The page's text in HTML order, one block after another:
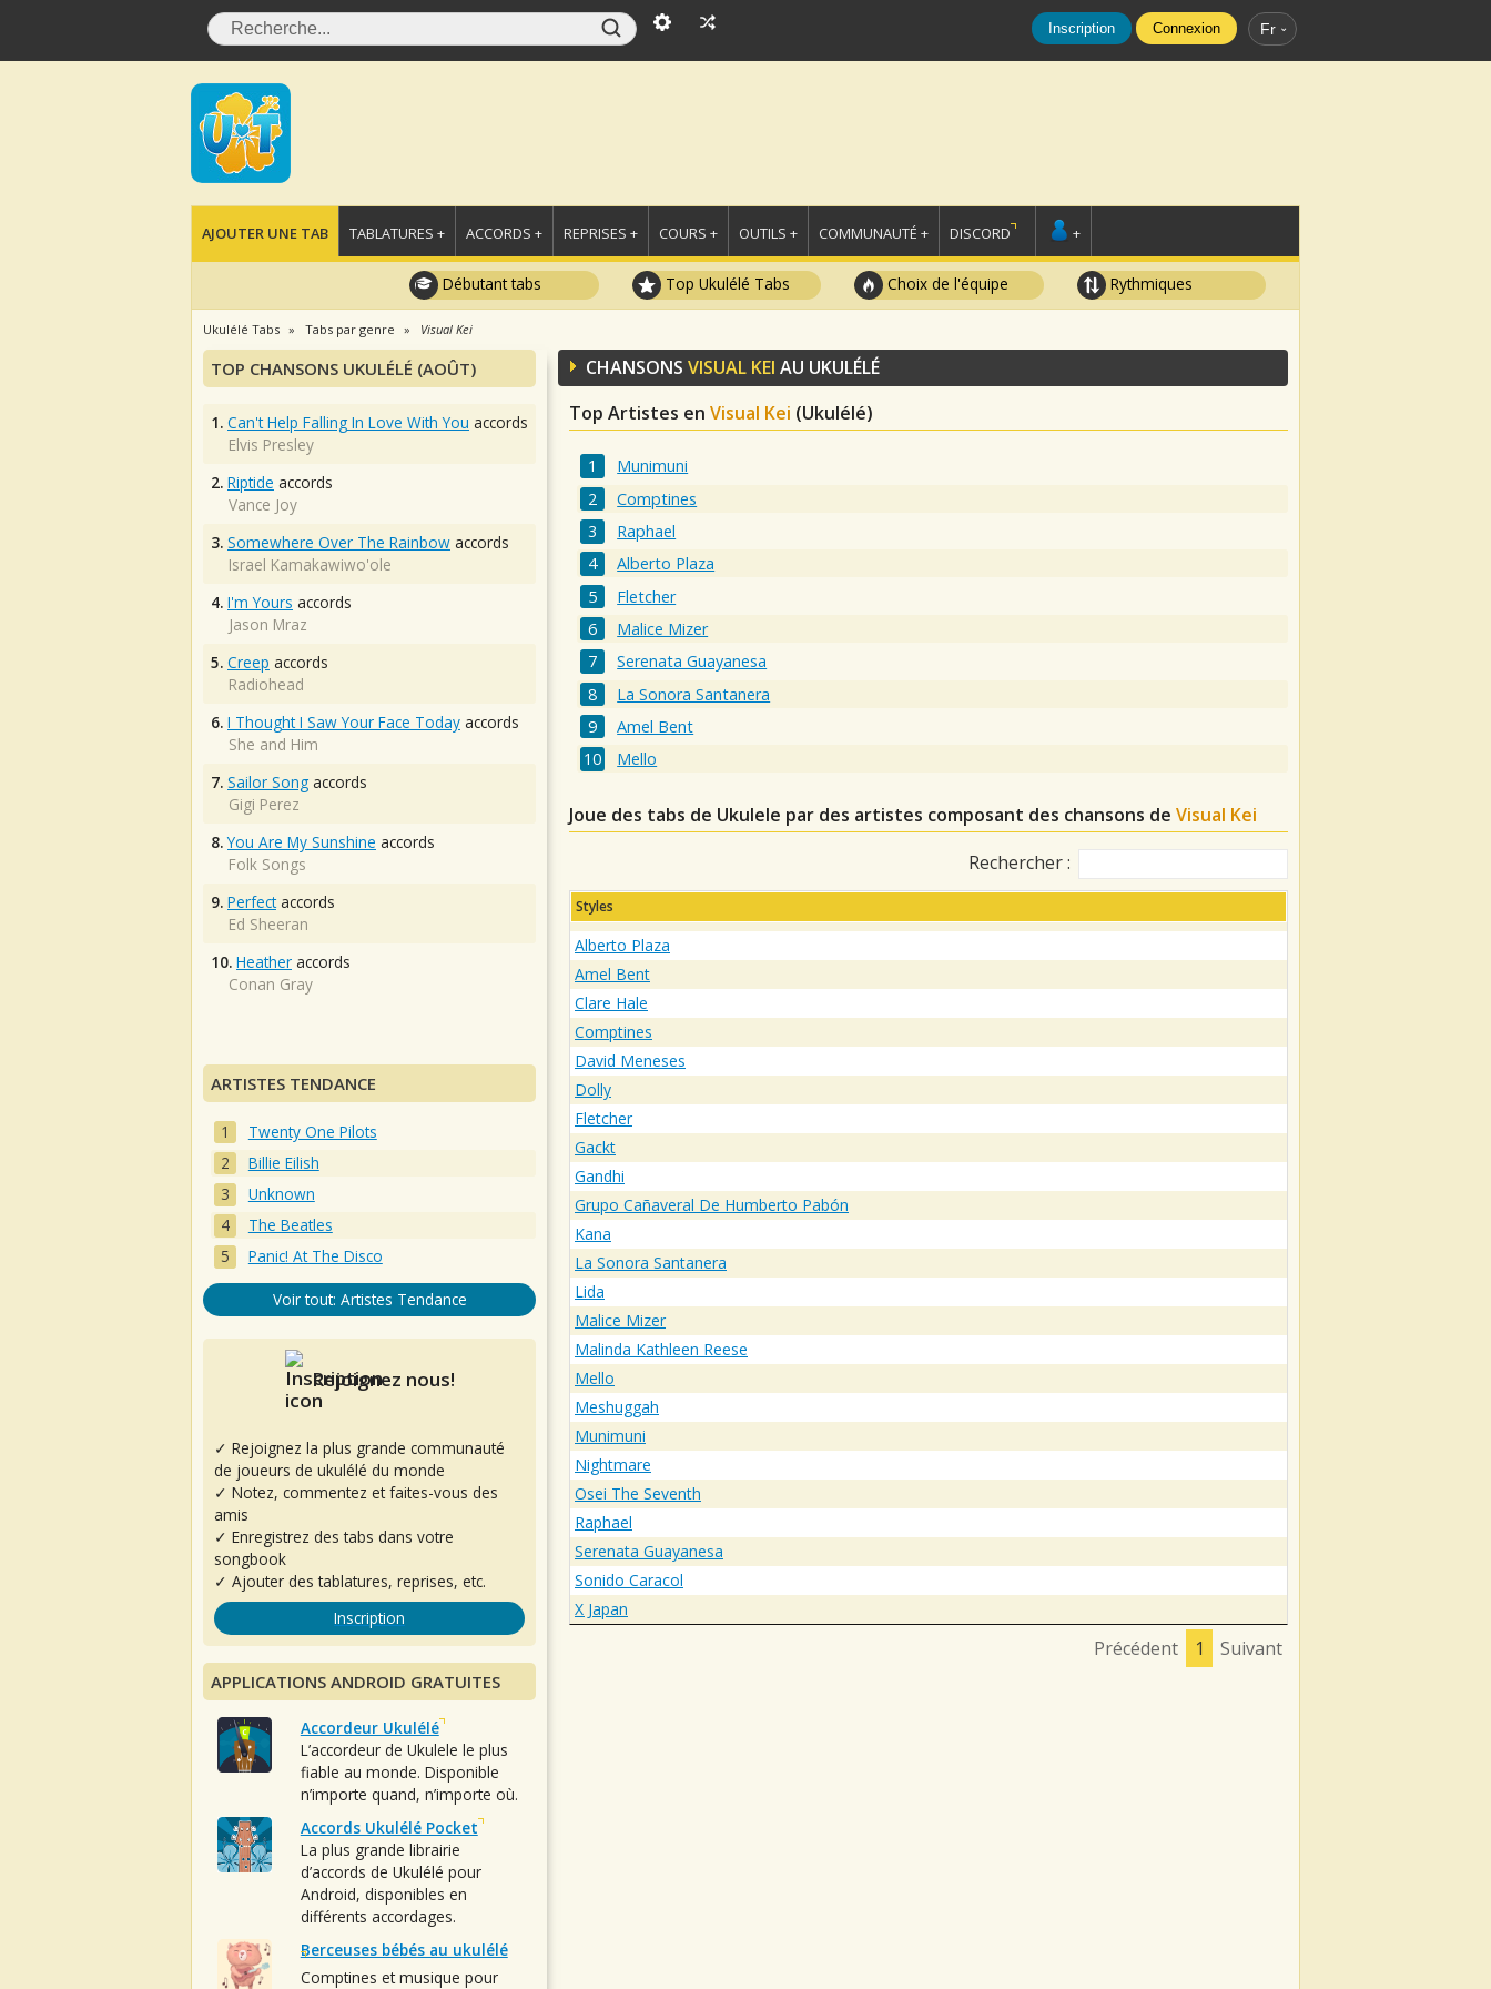
Inscription Connexion Fr
AJOUTER UNE TAB TABLATURES + ACCORDS + REPRISES + COURS + OUTILS + COMMUNAUTÉ + DISCORD +
Débutant tabs Top Ukulélé Tabs Choix de l'équipe Rythmiques
Ukulélé Tabs Tabs par genre Visual Kei
CHANSONS VISUAL KEI AU UKULÉLÉ
Top Artistes en Visual Kei (Ukulélé)
Munimuni
Comptines
Raphael
Alberto Plaza
Fletcher
Malice Mizer
Serenata Guayanesa
La Sonora Santanera
Amel Bent
Mello
Joue des tabs de Ukulele par des artistes composant des chansons de Visual Kei
Rechercher :
Styles
Alberto Plaza
Amel Bent
Clare Hale
Comptines
David Meneses
Dolly
Fletcher
Gackt
Gandhi
Grupo Cañaveral De Humberto Pabón
Kana
La Sonora Santanera
Lida
Malice Mizer
Malinda Kathleen Reese
Mello
Meshuggah
Munimuni
Nightmare
Osei The Seventh
Raphael
Serenata Guayanesa
Sonido Caracol
X Japan
Précédent 1 Suivant
TOP CHANSONS UKULÉLÉ (AOÛT)
1. Can't Help Falling In Love With You accords
Elvis Presley
2. Riptide accords
Vance Joy
3. Somewhere Over The Rainbow accords
Israel Kamakawiwo'ole
4. I'm Yours accords
Jason Mraz
5. Creep accords
Radiohead
6. I Thought I Saw Your Face Today accords
She and Him
7. Sailor Song accords
Gigi Perez
8. You Are My Sunshine accords
Folk Songs
9. Perfectaccords
Ed Sheeran
10. Heather accords
Conan Gray
ARTISTES TENDANCE
Twenty One Pilots
Billie Eilish
Unknown
The Beatles
Panic! At The Disco
Voir tout: Artistes Tendance
Rejoignez nous!
✓ Rejoignez la plus grande communauté
de joueurs de ukulélé du monde
✓ Notez, commentez et faites-vous des
amis
✓ Enregistrez des tabs dans votre
songbook
✓ Ajouter des tablatures, reprises, etc.
Inscription
APPLICATIONS ANDROID GRATUITES
Accordeur Ukulélé
L’accordeur de Ukulele le plus
fiable au monde. Disponible
n’importe quand, n’importe où.
Accords Ukulélé Pocket
La plus grande librairie
d’accords de Ukulélé pour
Android, disponibles en
différents accordages.
Berceuses bébés au ukulélé
Comptines et musique pour